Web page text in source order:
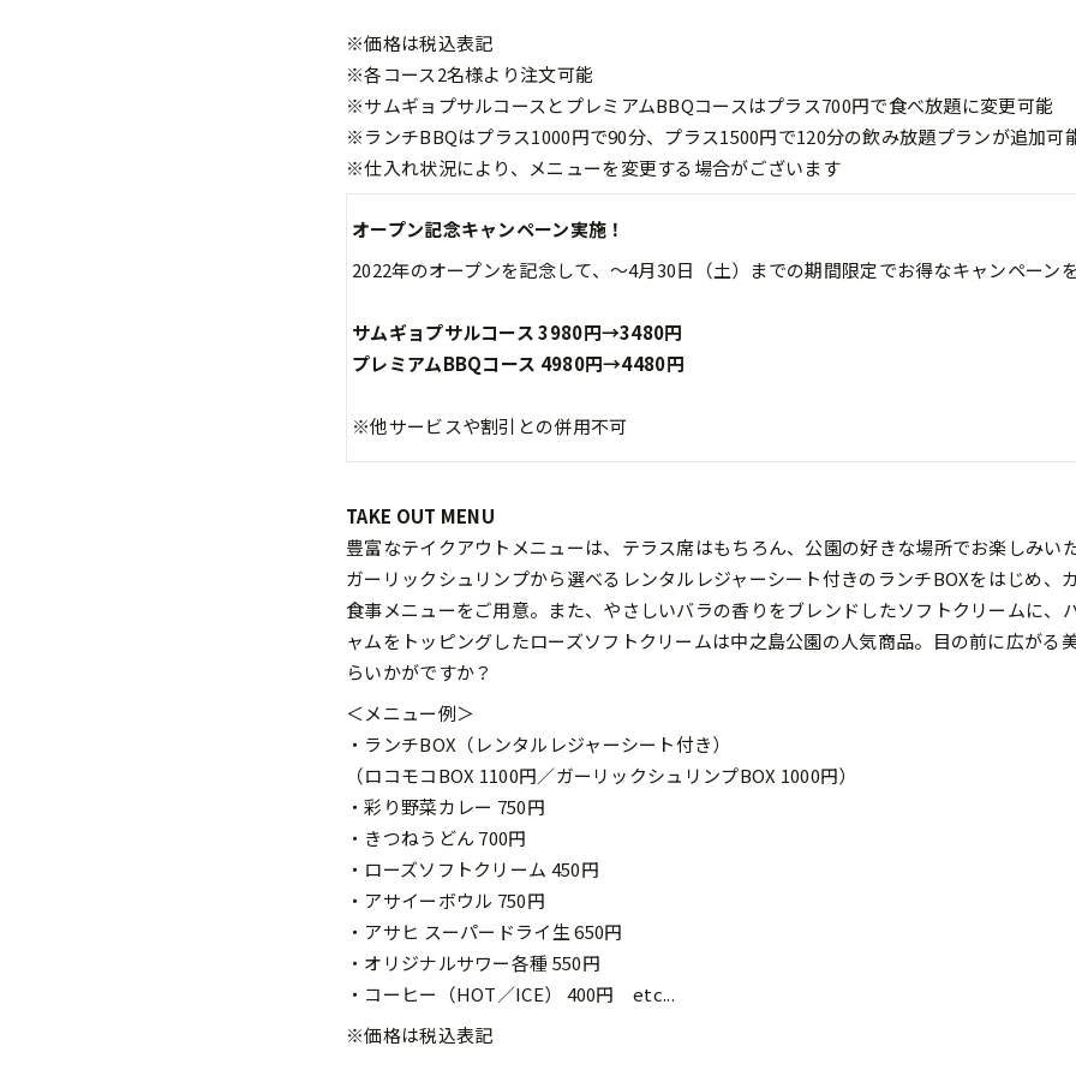
※価格は税込表記​
※各コース2名様より注文可能
※サムギョプサルコースとプレミアムBBQコースはプラス700円で食べ放題に変更可能
※ランチBBQはプラス1000円で90分、プラス1500円で120分の飲み放題プランが追加可
※仕入れ状況により、メニューを変更する場合がございます
オープン記念キャンペーン実施！
2022年のオープンを記念して、～4月30日（土）までの期間限定でお得なキャンペーン
サムギョプサルコース 3980円→3480円
プレミアムBBQコース 4980円→4480円
※他サービスや割引との併⽤不可
TAKE OUT MENU
豊富なテイクアウトメニューは、テラス席はもちろん、公園の好きな場所でお楽しみい
ガーリックシュリンプから選べるレンタルレジャーシート付きのランチBOXをはじめ、
食事メニューをご用意。また、やさしいバラの香りをブレンドしたソフトクリームに、
ャムをトッピングしたローズソフトクリームは中之島公園の人気商品。目の前に広がる
らいかがですか？
＜メニュー例＞
・ランチBOX（レンタルレジャーシート付き）
（ロコモコBOX 1100円／ガーリックシュリンプBOX 1000円）
・彩り野菜カレー 750円
・きつねうどん 700円
・ローズソフトクリーム 450円
・アサイーボウル 750円
・アサヒ スーパードライ生 650円
・オリジナルサワー各種 550円
・コーヒー（HOT／ICE） 400円 etc...
※価格は税込表記​